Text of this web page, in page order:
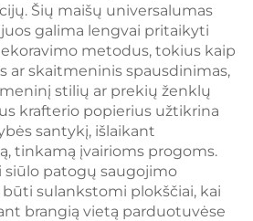
Šių maišų universalumas
galima lengvai pritaikyti
metodus, tokius kaip
ar skaitmeninis spausdinimas,
stilių ar prekių ženklų
krafterio popierius užtikrina
santykį, išlaikant
tinkamą įvairioms progoms.
siūlo patogų saugojimo
sulankstomi plokščiai, kai
brangią vietą parduotuvėse